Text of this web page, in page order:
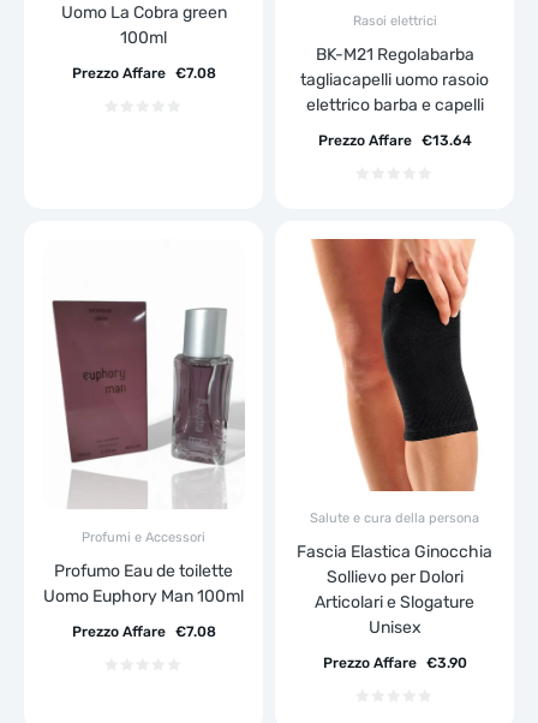
Uomo La Cobra green
100ml
€7.08
Prezzo Affare
Rasoi elettrici
BK-M21 Regolabarba
tagliacapelli uomo rasoio
elettrico barba e capelli
€13.64
Prezzo Affare
Profumi e Accessori
Profumo Eau de toilette
Uomo Euphory Man 100ml
€7.08
Prezzo Affare
Salute e cura della persona
Fascia Elastica Ginocchia
Sollievo per Dolori
Articolari e Slogature
Unisex
€3.90
Prezzo Affare